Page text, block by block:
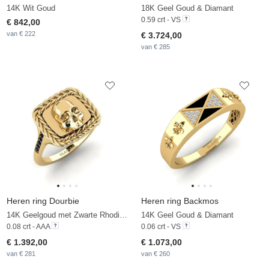
14K Wit Goud
€ 842,00
van € 222
18K Geel Goud & Diamant
0.59 crt - VS
€ 3.724,00
van € 285
Heren ring Dourbie
14K Geelgoud met Zwarte Rhodium & Zwarte Saffier
0.08 crt - AAA
€ 1.392,00
van € 281
Heren ring Backmos
14K Geel Goud & Diamant
0.06 crt - VS
€ 1.073,00
van € 260